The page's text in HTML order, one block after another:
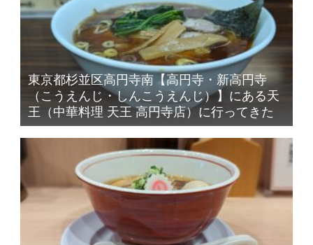
東京都杉並区高円寺南【高円寺・新高円寺
（こうえんじ・しんこうえんじ）】にある天
王（中華料理 天王 高円寺店）に行ってきた